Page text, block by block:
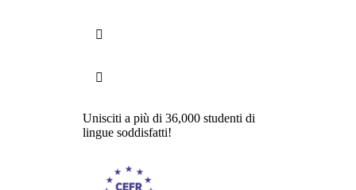


Unisciti a più di 36,000 studenti di
lingue soddisfatti!